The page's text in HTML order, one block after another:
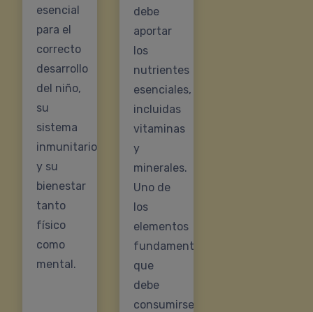
esencial
para el
correcto
desarrollo
del niño,
su
sistema
inmunitario
y su
bienestar
tanto
físico
como
mental.
debe
aportar
los
nutrientes
esenciales,
incluidas
vitaminas
y
minerales.
Uno de
los
elementos
fundamentales
que
debe
consumirse